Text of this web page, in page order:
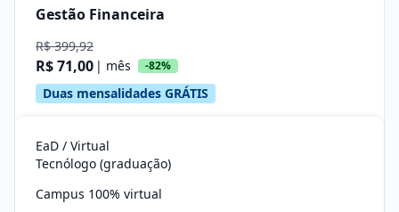
Gestão Financeira
R$ 399,92
R$ 71,00 | mês -82%
Duas mensalidades GRÁTIS
EaD / Virtual
Tecnólogo (graduação)
Campus 100% virtual